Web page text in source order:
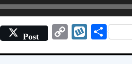
Post
Copy